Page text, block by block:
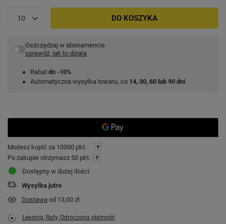
DO KOSZYKA
Oszczędzaj w abonamencie
sprawdź, jak to działa
Rabat do -10%
Automatyczna wysyłka towaru, co 14, 30, 60 lub 90 dni
Możesz kupić za 10000 pkt.
Po zakupie otrzymasz 50 pkt.
Dostępny w dużej ilości
Wysyłka jutro
Dostawa od 13,00 zł
Leasing, Raty, Odroczona płatność